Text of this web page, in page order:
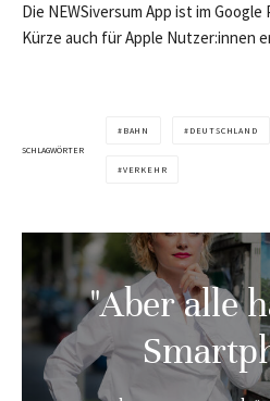
Die NEWSiversum App ist im
Kürze auch für Apple Nutzer:innen
SCHLAGWÖRTER
BAHN DEUTSCHLAND
VERKEHR
"Aber alle